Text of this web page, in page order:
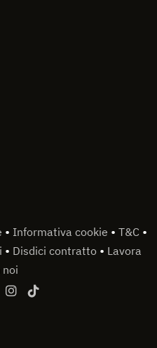
• Informativa cookie • T&C •
• Disdici contratto • Lavora
noi